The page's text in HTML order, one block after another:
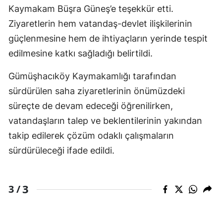
Kaymakam Büşra Güneş’e teşekkür etti.
Ziyaretlerin hem vatandaş-devlet ilişkilerinin
güçlenmesine hem de ihtiyaçların yerinde tespit
edilmesine katkı sağladığı belirtildi.
Gümüşhacıköy Kaymakamlığı tarafından
sürdürülen saha ziyaretlerinin önümüzdeki
süreçte de devam edeceği öğrenilirken,
vatandaşların talep ve beklentilerinin yakından
takip edilerek çözüm odaklı çalışmaların
sürdürüleceği ifade edildi.
3 /3